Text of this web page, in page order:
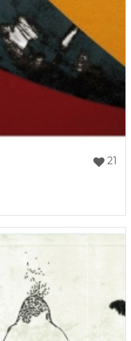
21